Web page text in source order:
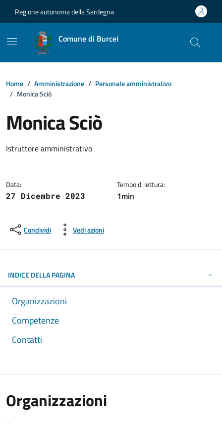
Regione autonoma della Sardegna
Comune di Burcei
Home Amministrazione
Personale amministrativo
Monica Sciò
Monica Sciò
Dettagli della notizia
Istruttore amministrativo
Data:
27 Dicembre 2023
Tempo di lettura:
1min
Condividi Vedi azioni
INDICE DELLA PAGINA
Organizzazioni
Competenze
Contatti
Organizzazioni